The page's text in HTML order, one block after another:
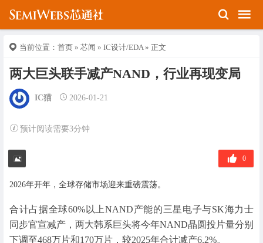
当前位置： 首页 » 芯闻 » IC设计/EDA» 正文
两大巨头联手减产NAND，行业再现变局
IC猫 2026-01-21
预计阅读需要3分钟
0
2026年开年，全球存储市场迎来重磅震荡。
合计占据全球60%以上NAND产能的三星电子与SK海力士
同步官宣减产，两大韩系巨头将今年NAND晶圆投片量分别
下调至468万片和170万片，较2025年合计减产6.2%。